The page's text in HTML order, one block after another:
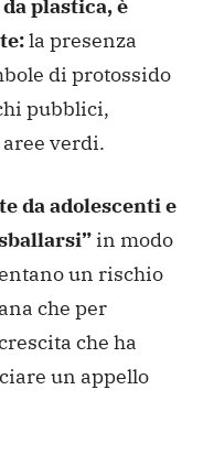
plastica, è
la presenza
di protossido
pubblici,
verdi.
da adolescenti e
in modo
un rischio
che per
che ha
un appello